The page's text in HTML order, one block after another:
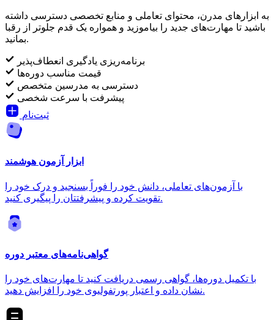
به ابزارهای مدرن، محتوای تعاملی و منابع تخصصی دسترسی داشته
باشید تا مهارت‌های جدید را بیاموزید و همواره یک قدم جلوتر از رقبا
بمانید.
برنامه‌ریزی یادگیری انعطاف‌پذیر
قیمت مناسب دوره‌ها
دسترسی به مدرسین متخصص
پیشرفت با سرعت شخصی
ثبت‌نام
ابزار آزمون هوشمند
با آزمون‌های تعاملی، دانش خود را فوراً بسنجید و درک خود را
تقویت کرده و پیشرفتتان را پیگیری کنید.
گواهی‌نامه‌های معتبر دوره
با تکمیل دوره‌ها، گواهی رسمی دریافت کنید تا مهارت‌های خود را
نشان داده و اعتبار پورتفولیوی خود را افزایش دهید.